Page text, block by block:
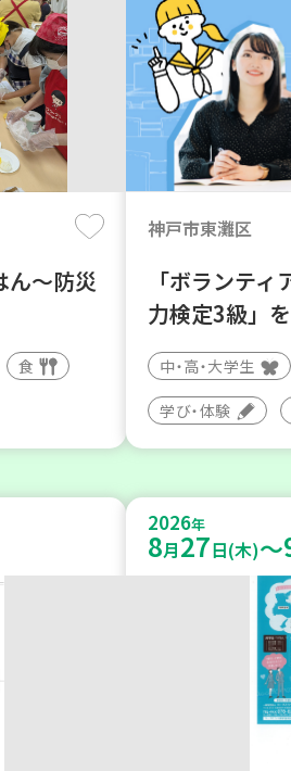
ん～防災
食
神戸市東灘区
「ボランテ
力検定3級」
中・高・大学生
学び・体験
2026年
8月27日(木)～